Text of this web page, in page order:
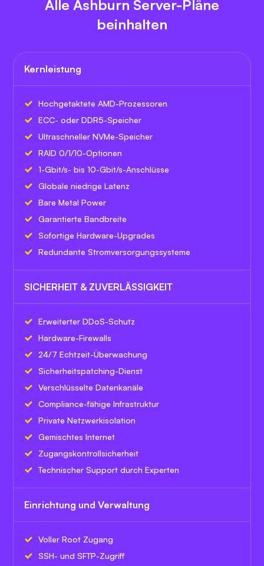
Alle Ashburn Server-Pläne
beinhalten
Kernleistung
Hochgetaktete AMD-Prozessoren
ECC- oder DDR5-Speicher
Ultraschneller NVMe-Speicher
RAID 0/1/10-Optionen
1-Gbit/s- bis 10-Gbit/s-Anschlüsse
Globale niedrige Latenz
Bare Metal Power
Garantierte Bandbreite
Sofortige Hardware-Upgrades
Redundante Stromversorgungssysteme
SICHERHEIT & ZUVERLÄSSIGKEIT
Erweiterter DDoS-Schutz
Hardware-Firewalls
24/7 Echtzeit-Überwachung
Sicherheitspatching-Dienst
Verschlüsselte Datenkanäle
Compliance-fähige Infrastruktur
Private Netzwerkisolation
Gemischtes Internet
Zugangskontrollsicherheit
Technischer Support durch Experten
Einrichtung und Verwaltung
Voller Root Zugang
SSH- und SFTP-Zugriff